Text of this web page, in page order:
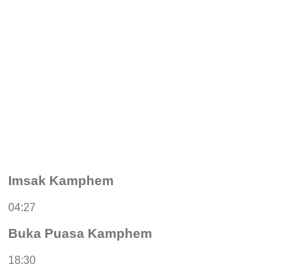
Imsak Kamphem
04:27
Buka Puasa Kamphem
18:30